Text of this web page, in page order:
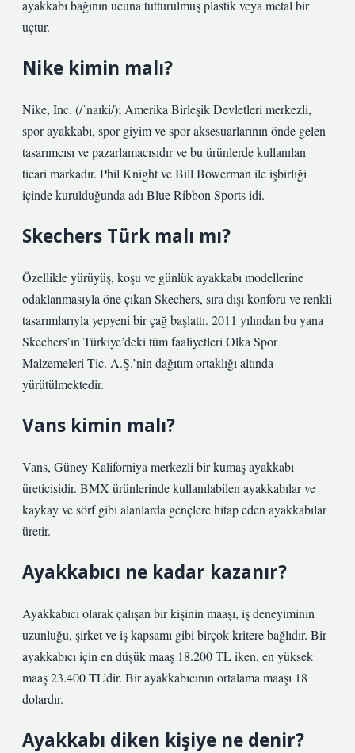
ayakkabı bağının ucuna tutturulmuş plastik veya metal bir
uçtur.
Nike kimin malı?
Nike, Inc. (/ˈnaɪki/); Amerika Birleşik Devletleri merkezli,
spor ayakkabı, spor giyim ve spor aksesuarlarının önde gelen
tasarımcısı ve pazarlamacısıdır ve bu ürünlerde kullanılan
ticari markadır. Phil Knight ve Bill Bowerman ile işbirliği
içinde kurulduğunda adı Blue Ribbon Sports idi.
Skechers Türk malı mı?
Özellikle yürüyüş, koşu ve günlük ayakkabı modellerine
odaklanmasıyla öne çıkan Skechers, sıra dışı konforu ve renkli
tasarımlarıyla yepyeni bir çağ başlattı. 2011 yılından bu yana
Skechers’ın Türkiye’deki tüm faaliyetleri Olka Spor
Malzemeleri Tic. A.Ş.’nin dağıtım ortaklığı altında
yürütülmektedir.
Vans kimin malı?
Vans, Güney Kaliforniya merkezli bir kumaş ayakkabı
üreticisidir. BMX ürünlerinde kullanılabilen ayakkabılar ve
kaykay ve sörf gibi alanlarda gençlere hitap eden ayakkabılar
üretir.
Ayakkabıcı ne kadar kazanır?
Ayakkabıcı olarak çalışan bir kişinin maaşı, iş deneyiminin
uzunluğu, şirket ve iş kapsamı gibi birçok kritere bağlıdır. Bir
ayakkabıcı için en düşük maaş 18.200 TL iken, en yüksek
maaş 23.400 TL’dir. Bir ayakkabıcının ortalama maaşı 18
dolardır.
Ayakkabı diken kişiye ne denir?